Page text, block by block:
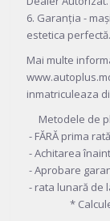
6. Garanția -
estetica perfectă.
Mai multe
inmatriculeaza
Metodele de
- FĂRĂ prima
- Achitarea
- Aprobare
- rata lunară de
* Calculele